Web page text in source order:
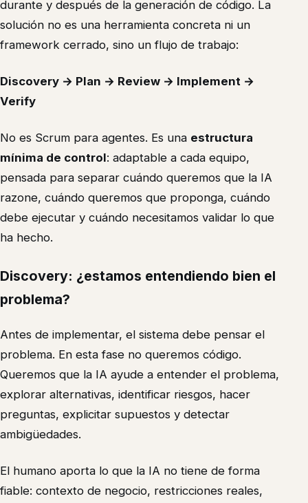
durante y después de la generación de código. La
solución no es una herramienta concreta ni un
framework cerrado, sino un flujo de trabajo:
Discovery → Plan → Review → Implement →
Verify
No es Scrum para agentes. Es una estructura
mínima de control: adaptable a cada equipo,
pensada para separar cuándo queremos que la IA
razone, cuándo queremos que proponga, cuándo
debe ejecutar y cuándo necesitamos validar lo que
ha hecho.
Discovery: ¿estamos entendiendo bien el
problema?
Antes de implementar, el sistema debe pensar el
problema. En esta fase no queremos código.
Queremos que la IA ayude a entender el problema,
explorar alternativas, identificar riesgos, hacer
preguntas, explicitar supuestos y detectar
ambigüedades.
El humano aporta lo que la IA no tiene de forma
fiable: contexto de negocio, restricciones reales,